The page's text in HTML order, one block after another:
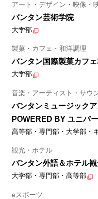
アート・デザイン・映像・
バンタン芸術学院
大学部
製菓・カフェ・和洋調理
バンタン国際製菓カフ
大学部
音楽・アーティスト・サウ
バンタンミュージック
POWERED BY ユニバ
高等部・専門部・大学部・
観光・ホテル
バンタン外語＆ホテル
大学部・専門部・高等部
eスポーツ